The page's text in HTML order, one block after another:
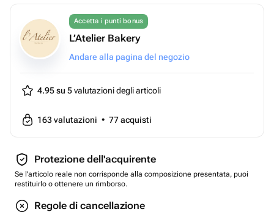
Accetta i punti bonus
L’Atelier Bakery
Andare alla pagina del negozio
4.95 su 5valutazioni degli articoli
163valutazioni • 77acquisti
Protezione dell'acquirente
Se l'articolo reale non corrisponde alla composizione presentata, puoi
restituirlo o ottenere un rimborso.
Regole di cancellazione